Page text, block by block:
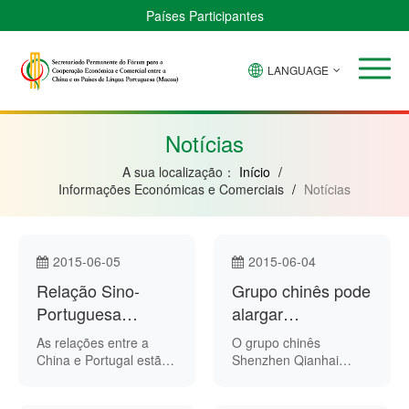
Países Participantes
Verde
Bissau
Guiné
Moçambique
LANGUAGE
Notícias
A sua localização： Início /
Informações Económicas e Comerciais / Notícias
2015-06-05
Relação Sino-
Portuguesa
atravessa
“especial
As relações entre a
China e Portugal estão
2015-06-04
Grupo chinês pode
alargar
financiamento na
exploração de
O grupo chinês
Shenzhen Qianhai